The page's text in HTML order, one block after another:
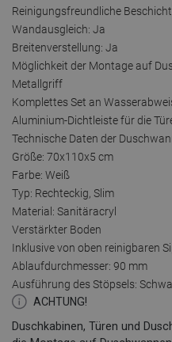
Reinigungsfreundliche
Wandausgleich: Ja
Breitenverstellung: Ja
Möglichkeit der Montage auf
Metallgriff
Komplettes Set an
Aluminium-Dichtleiste für die
Technische Daten der
Größe: 70x110x5 cm
Farbe: Weiß
Typ: Rechteckig, Slim
Material: Sanitäracryl
Verstärkter Boden
Inklusive von oben reinigbaren
Ablaufdurchmesser: 90 mm
Ausführung des Stöpsels:
ACHTUNG!
Duschkabinen, Türen und